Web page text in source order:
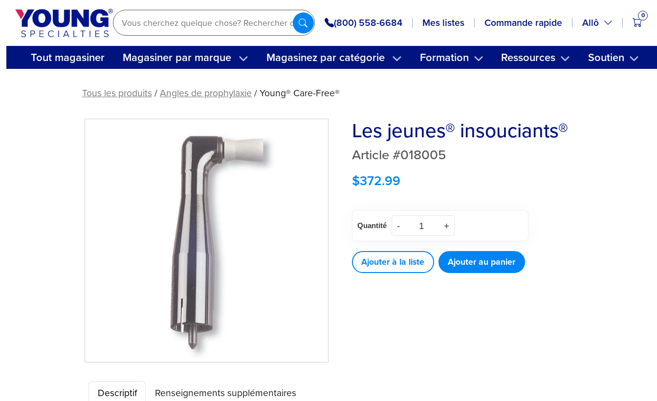
Aller
contenu
(800) 558-6684 Mes listes Commande rapide Allô
0
Tout magasiner Magasiner par marque Magasinez par catégorie Formation Ressources Soutien
jeunes®Tous les produits/Angles de prophylaxie/ Young® Care-Free®
Les jeunes® insouciants®
Article #018005
$372.99
de
Care-
Free®
Quantité
Ajouter à la liste Ajouter au panier
Descriptif
Renseignements supplémentaires